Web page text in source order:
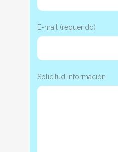
E-mail (requerido)
Solicitud Información